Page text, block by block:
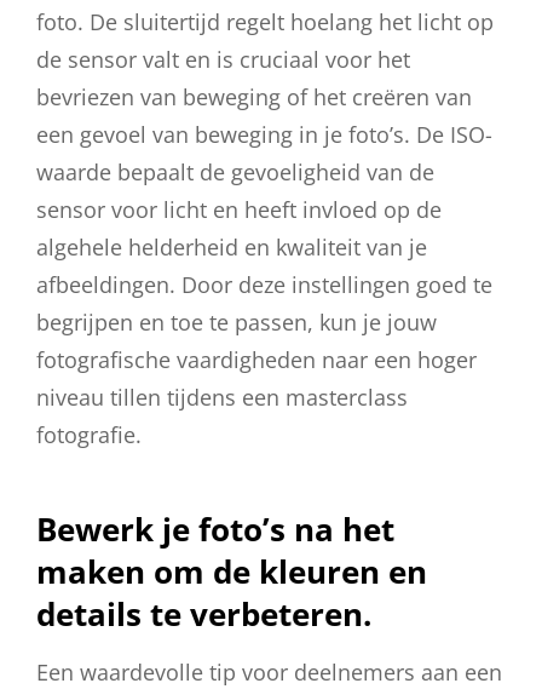
foto. De sluitertijd regelt hoelang het licht op
de sensor valt en is cruciaal voor het
bevriezen van beweging of het creëren van
een gevoel van beweging in je foto’s. De ISO-
waarde bepaalt de gevoeligheid van de
sensor voor licht en heeft invloed op de
algehele helderheid en kwaliteit van je
afbeeldingen. Door deze instellingen goed te
begrijpen en toe te passen, kun je jouw
fotografische vaardigheden naar een hoger
niveau tillen tijdens een masterclass
fotografie.
Bewerk je foto’s na het
maken om de kleuren en
details te verbeteren.
Een waardevolle tip voor deelnemers aan een